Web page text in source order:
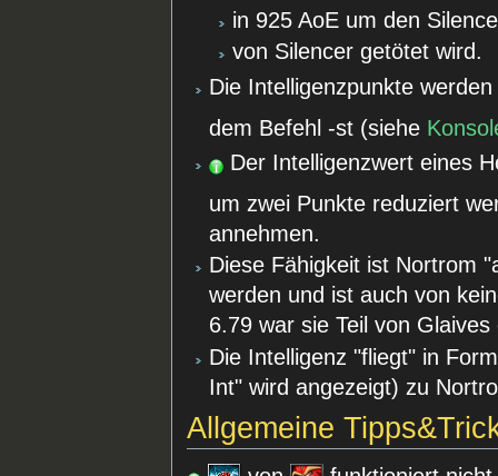
in 925 AoE um den
von Silencer getötet wird.
Die Intelligenzpunkte
dem Befehl -st (siehe
Der Intelligenzwert eines
um zwei Punkte reduziert
annehmen.
Diese Fähigkeit ist Nortrom
werden und ist auch von
6.79 war sie Teil von
Die Intelligenz "fliegt" in
Int" wird angezeigt) zu
Allgemeine